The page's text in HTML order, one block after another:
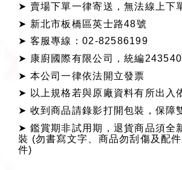
➤ 賣場下單一律寄送，無法線上下
➤ 新北市板橋區英士路48號
➤ 客服專線： 02-82586199
➤ 康廚國際有限公司，統編
➤ 本公司一律依法開立發票
➤ 以上規格若與原廠資料有所出入
➤ 收到商品請錄影打開包裝，保障
➤ 鑑賞期非試用期，退貨商品須全
裝 (勿書寫文字、商品勿刮傷及配
件)